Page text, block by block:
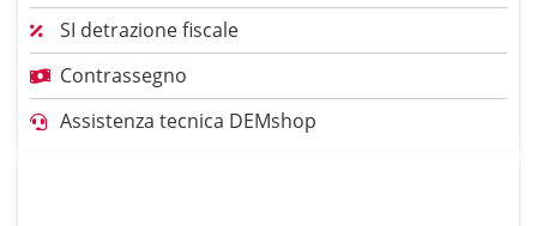
SI detrazione fiscale
Contrassegno
Assistenza tecnica DEMshop